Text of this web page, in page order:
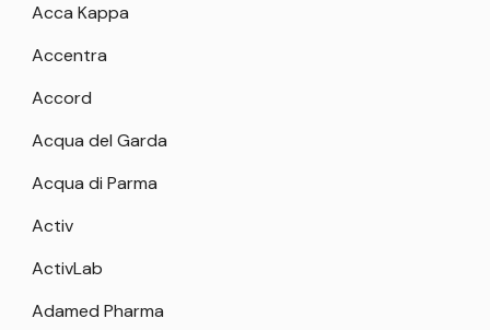
Acca Kappa
Accentra
Accord
Acqua del Garda
Acqua di Parma
Activ
ActivLab
Adamed Pharma